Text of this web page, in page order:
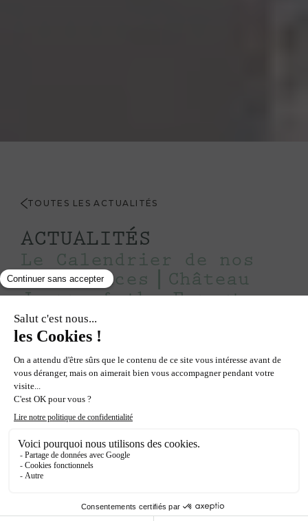
ACTUALITÉS
Le Calendrier de nos
expériences｜Château
Jeanne & the Forest
27.7.2026
POUR DES SÉJOURS OU
DES MOMENTS
ENCHANTEURS
Offrez-vous une parenthèse hors du temps avec notre
programme d’activités bien-être, créatives et familiales.
plus inoubliable.
TOUTES LES ACTUALITÉS